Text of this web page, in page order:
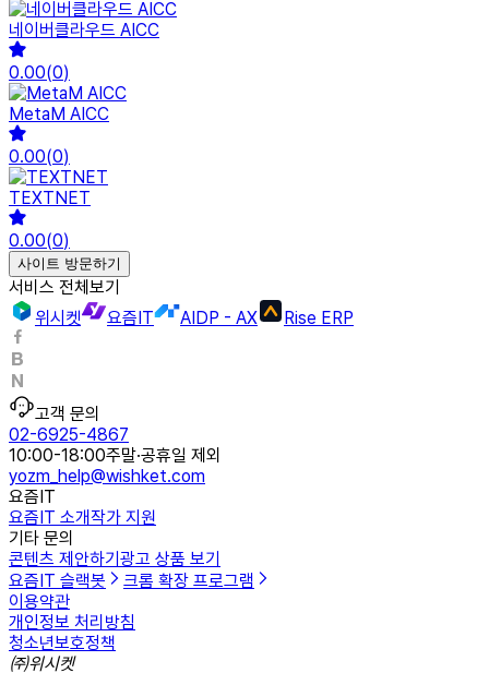
네이버클라우드 AICC
0.00(0)
MetaM AICC
0.00(0)
TEXTNET
0.00(0)
사이트 방문하기
서비스 전체보기
위시켓
요즘IT AIDP - AX Rise ERP
고객 문의
02-6925-4867
10:00-18:00주말·공휴일 제외
yozm_help@wishket.com
요즘IT
요즘IT 소개작가 지원
기타 문의
콘텐츠 제안하기광고 상품 보기
요즘IT 슬랙봇
크롬 확장 프로그램
이용약관
개인정보 처리방침
청소년보호정책
㈜위시켓